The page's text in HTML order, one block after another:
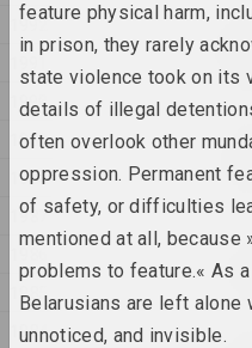
1992
1991
1990
1989
1988
1987
1985
1984
2025,
Антон
2025,
Антон
2025,
feature physical harm,
in prison, they rarely
state violence took on its
details of illegal
often overlook other
oppression. Permanent
of safety, or difficulties
mentioned at all, because
problems to feature.« As
Belarusians are left alone
unnoticed, and invisible.